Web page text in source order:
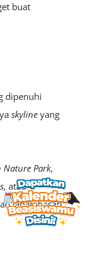
buat
dipenuhi
skyline yang
Park,
, atau
lahan basah